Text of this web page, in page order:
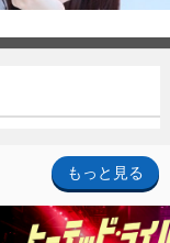
もっと見る